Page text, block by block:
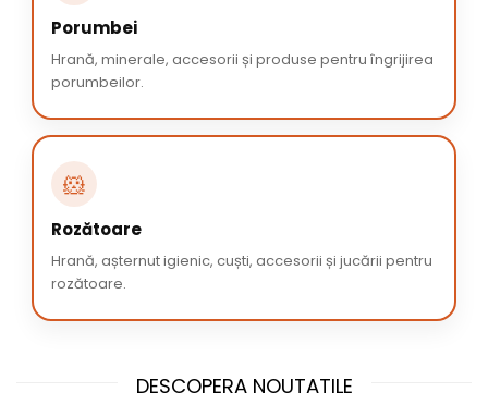
Porumbei
Hrană, minerale, accesorii și produse pentru îngrijirea
porumbeilor.
🐹
Rozătoare
Hrană, așternut igienic, cuști, accesorii și jucării pentru
rozătoare.
DESCOPERA NOUTATILE